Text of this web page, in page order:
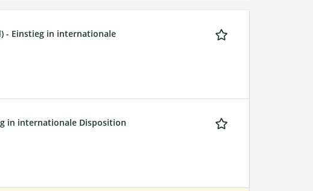
- Einstieg in internationale
in internationale Disposition